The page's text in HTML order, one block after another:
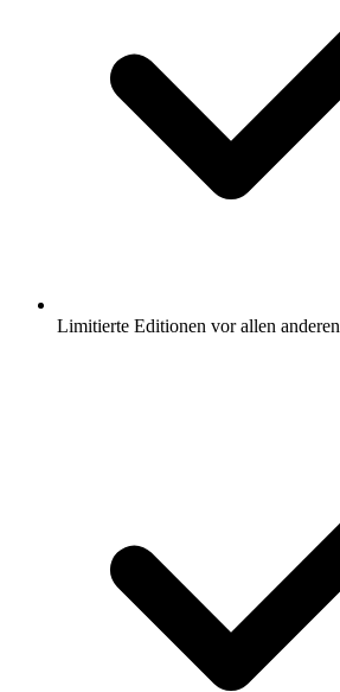
Limitierte Editionen vor allen anderen